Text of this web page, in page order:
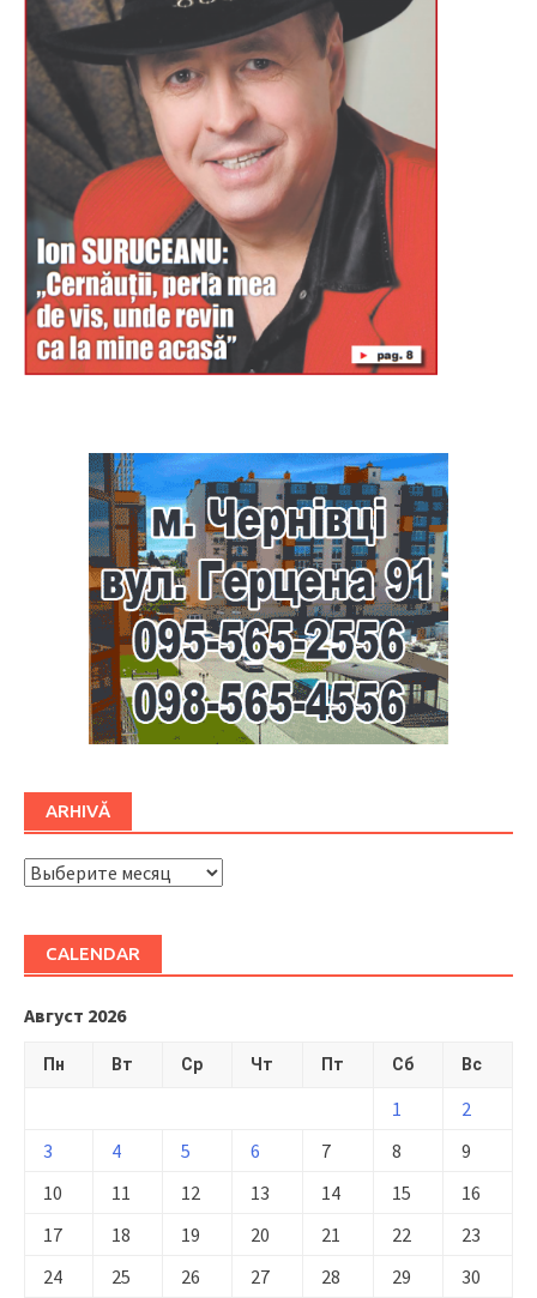
ARHIVĂ
ARHIVĂ
CALENDAR
Август 2026
Пн Вт Ср Чт Пт Сб Вс
1
2
3
4 5 6 7 8
9
10
11 12 13 14 15
16
17
18 19 20 21 22
23
24
25 26 27 28 29
30